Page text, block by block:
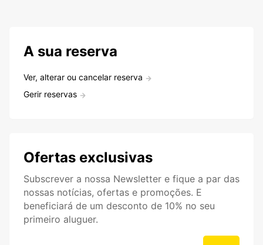
A sua reserva
Ver, alterar ou cancelar reserva
Gerir reservas
Ofertas exclusivas
Subscrever a nossa Newsletter e fique a par das
nossas notícias, ofertas e promoções. E
beneficiará de um desconto de 10% no seu
primeiro aluguer.